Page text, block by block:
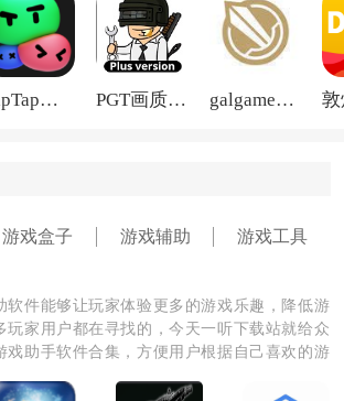
设置，玩家可根据风格需求调整颜色
个人特色的角色外观。
能通过热门作品获取新的灵感。
：
根据页面提示跳转购买或同步到游戏
、穿戴和同步规则以游戏内实际说明
TapTap国际版2026 PGT画质助手旧版 galgame游戏盒子2026
游戏盒子 游戏辅助 游戏工具
软件能够让玩家体验更多的游戏乐趣，降低游
玩家用户都在寻找的，今天一听下载站就给众
戏助手软件合集，方便用户根据自己喜欢的游